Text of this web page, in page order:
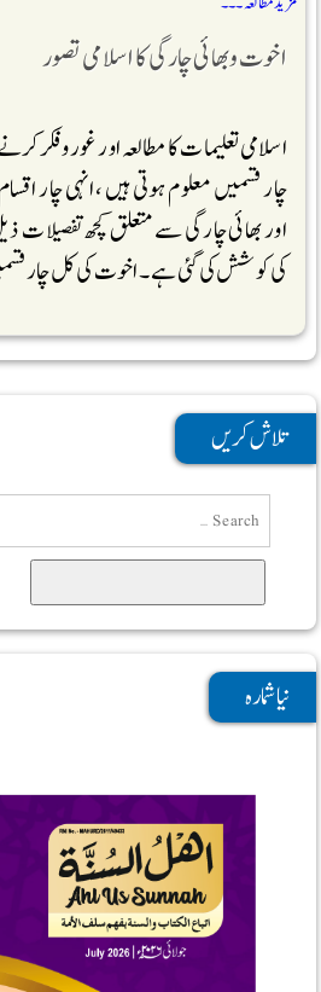
اخوت وبھائی چارگی کا اسلامی تصور
اسلامی تعلیمات کا مطالعہ اور غور
چار قسمیں معلوم ہوتی ہیں ،انہی چار
اور بھائی چارگی سے متعلق کچھ
کی کوشش کی گئی ہے ۔ اخوت کی کل چار قسمیں : ۱۔ جنسی
تلاش کریں
نیا شمارہ